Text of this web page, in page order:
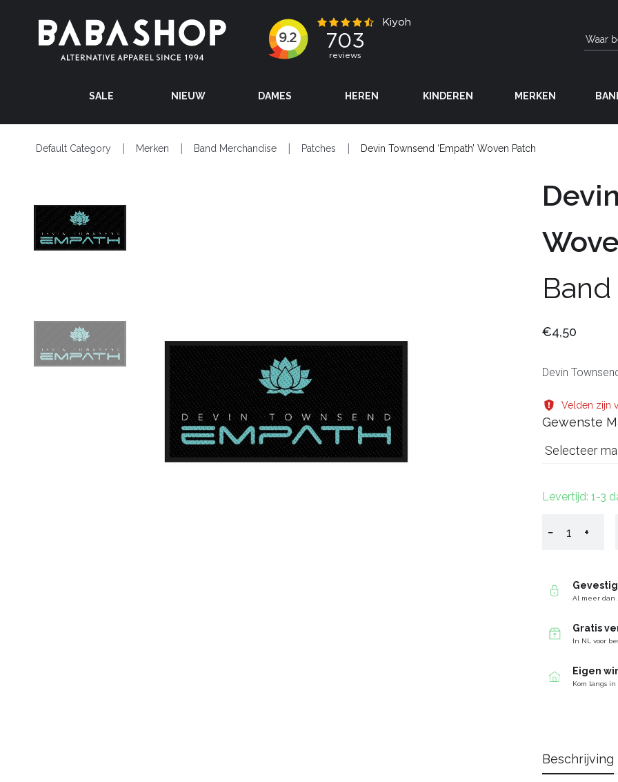
SALE NIEUW DAMES HEREN KINDEREN MERKEN
Default Category Merken Band Merchandise Patches Devin Townsend ‘Empath’ Woven Patch
€4,50
Devin
Velden zijn
Gewenste
Selecteer
Levertijd: 1-3
− +
Al meer dan
Gratis
In NL voor
Eigen
Kom langs
Beschrijving